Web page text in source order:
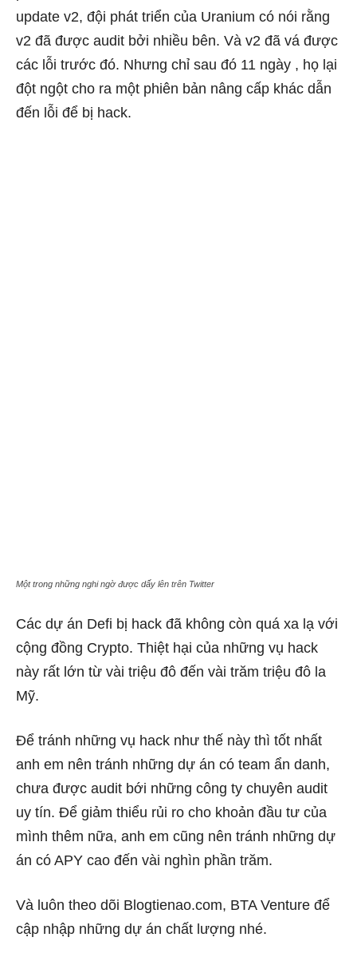
update v2, đội phát triển của Uranium có nói rằng
v2 đã được audit bởi nhiều bên. Và v2 đã vá được
các lỗi trước đó. Nhưng chỉ sau đó 11 ngày , họ lại
đột ngột cho ra một phiên bản nâng cấp khác dẫn
đến lỗi để bị hack.
Một trong những nghi ngờ được dấy lên trên Twitter
Các dự án Defi bị hack đã không còn quá xa lạ với
cộng đồng Crypto. Thiệt hại của những vụ hack
này rất lớn từ vài triệu đô đến vài trăm triệu đô la
Mỹ.
Để tránh những vụ hack như thế này thì tốt nhất
anh em nên tránh những dự án có team ẩn danh,
chưa được audit bới những công ty chuyên audit
uy tín. Để giảm thiểu rủi ro cho khoản đầu tư của
mình thêm nữa, anh em cũng nên tránh những dự
án có APY cao đến vài nghìn phần trăm.
Và luôn theo dõi Blogtienao.com, BTA Venture để
cập nhập những dự án chất lượng nhé.